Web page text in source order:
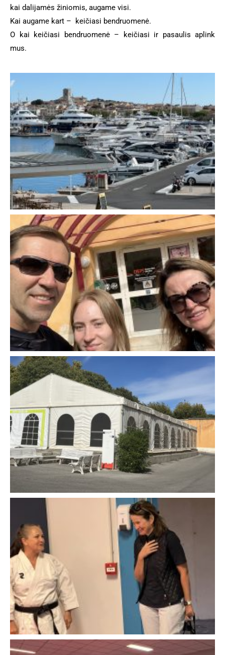
kai dalijamės žiniomis, augame visi.
Kai augame kart – keičiasi bendruomenė.
O kai keičiasi bendruomenė – keičiasi ir pasaulis aplink
mus.